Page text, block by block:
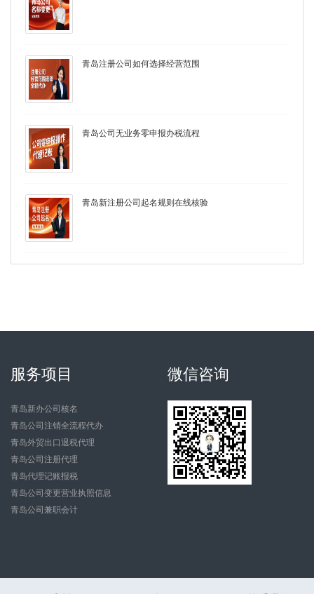
青岛注册公司如何选择经营范围
青岛公司无业务零申报办税流程
青岛新注册公司起名规则在线核验
服务项目
青岛新办公司核名
青岛公司注销全流程代办
青岛外贸出口退税代理
青岛公司注册代理
青岛代理记账报税
青岛公司变更营业执照信息
青岛公司兼职会计
微信咨询